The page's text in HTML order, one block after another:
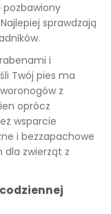
pozbawiony
sprawdzają
i
Twój pies ma
z
oprócz
wsparcie
i bezzapachowe
zwierząt z